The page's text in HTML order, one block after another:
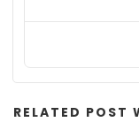
RELATED POST